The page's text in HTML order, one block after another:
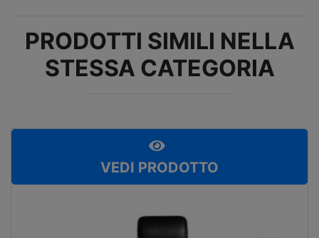
PRODOTTI SIMILI NELLA
STESSA CATEGORIA
VEDI PRODOTTO